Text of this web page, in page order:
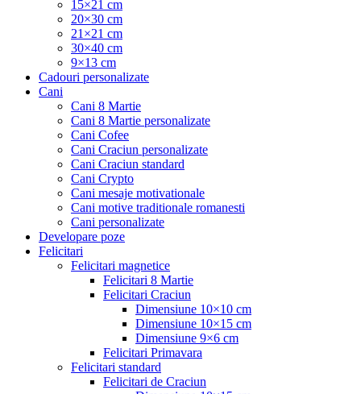
15×21 cm
20×30 cm
21×21 cm
30×40 cm
9×13 cm
Cadouri personalizate
Cani
Cani 8 Martie
Cani 8 Martie personalizate
Cani Cofee
Cani Craciun personalizate
Cani Craciun standard
Cani Crypto
Cani mesaje motivationale
Cani motive traditionale romanesti
Cani personalizate
Developare poze
Felicitari
Felicitari magnetice
Felicitari 8 Martie
Felicitari Craciun
Dimensiune 10×10 cm
Dimensiune 10×15 cm
Dimensiune 9×6 cm
Felicitari Primavara
Felicitari standard
Felicitari de Craciun